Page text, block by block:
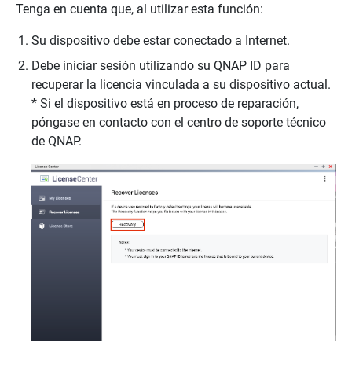
Tenga en cuenta que, al utilizar esta función:
Su dispositivo debe estar conectado a Internet.
Debe iniciar sesión utilizando su QNAP ID para
recuperar la licencia vinculada a su dispositivo actual.
* Si el dispositivo está en proceso de reparación,
póngase en contacto con el centro de soporte técnico
de QNAP.